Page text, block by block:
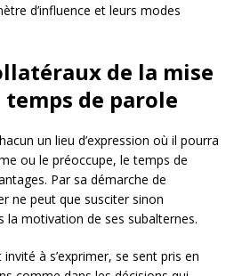
d’influence et leurs modes
de la mise
temps de parole
un lieu d’expression où il pourra
ou le préoccupe, le temps de
Par sa démarche de
ne peut que susciter sinon
la motivation de ses subalternes.
invité à s’exprimer, se sent pris en